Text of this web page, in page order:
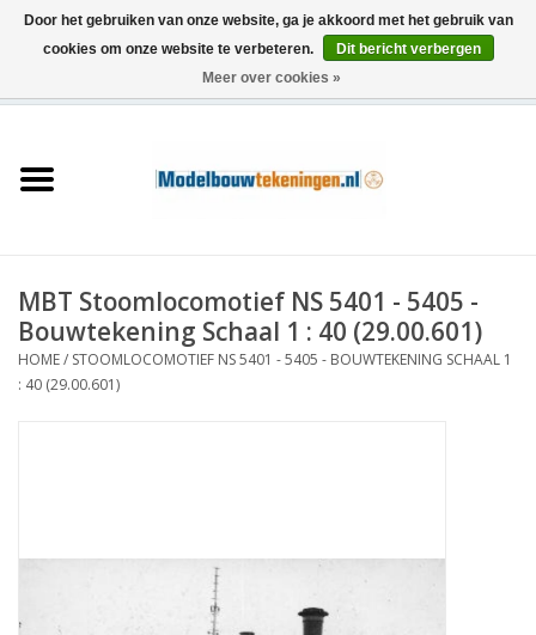
Schepen
Houtbouw
Scenery
MBT Stoomlocomotief NS 5401 - 5405 -
Bouwtekening Schaal 1 : 40 (29.00.601)
HOME/ STOOMLOCOMOTIEF NS 5401 - 5405 - BOUWTEKENING SCHAAL 1
: 40 (29.00.601)
Door het gebruiken van onze website, ga je akkoord met het gebruik van
cookies om onze website te verbeteren.
Dit bericht verbergen
Meer over cookies »